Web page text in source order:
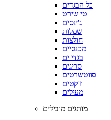
כל הבגדים
טי שירט
ג'ינסים
שמלות
חולצות
מכנסיים
בגדי ים
סריגים
סווטשרטים
ז'קטים
מעילים
מותגים מובילים